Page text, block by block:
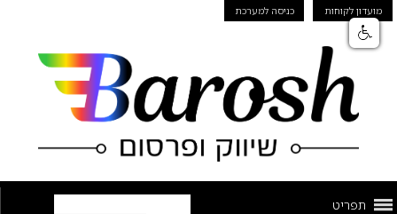
מועדון לקוחות כניסה למערכת
תפריט